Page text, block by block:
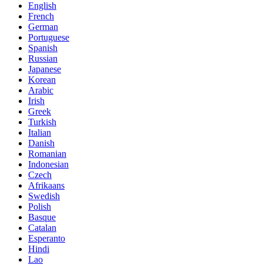
English
French
German
Portuguese
Spanish
Russian
Japanese
Korean
Arabic
Irish
Greek
Turkish
Italian
Danish
Romanian
Indonesian
Czech
Afrikaans
Swedish
Polish
Basque
Catalan
Esperanto
Hindi
Lao